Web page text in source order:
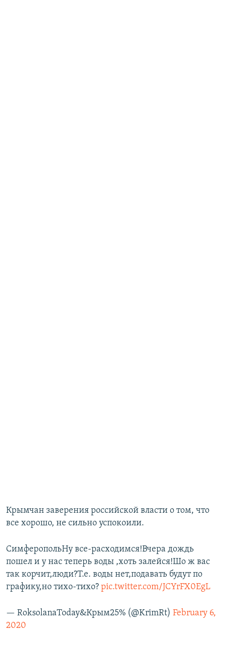
Крымчан заверения российской власти о том, что
все хорошо, не сильно успокоили.
СимферопольНу все-расходимся!Вчера дождь
пошел и у нас теперь воды ,хоть залейся!Шо ж вас
так корчит,люди?Т.е. воды нет,подавать будут по
графику,но тихо-тихо? pic.twitter.com/JCYrFX0EgL
— RoksolanaToday&Крым25% (@KrimRt) February 6,
2020